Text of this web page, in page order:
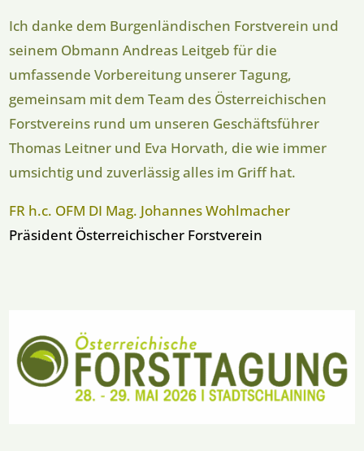
Ich danke dem Burgenländischen Forstverein und
seinem Obmann Andreas Leitgeb für die
umfassende Vorbereitung unserer Tagung,
gemeinsam mit dem Team des Österreichischen
Forstvereins rund um unseren Geschäftsführer
Thomas Leitner und Eva Horvath, die wie immer
umsichtig und zuverlässig alles im Griff hat.
FR h.c. OFM DI Mag. Johannes Wohlmacher
Präsident Österreichischer Forstverein